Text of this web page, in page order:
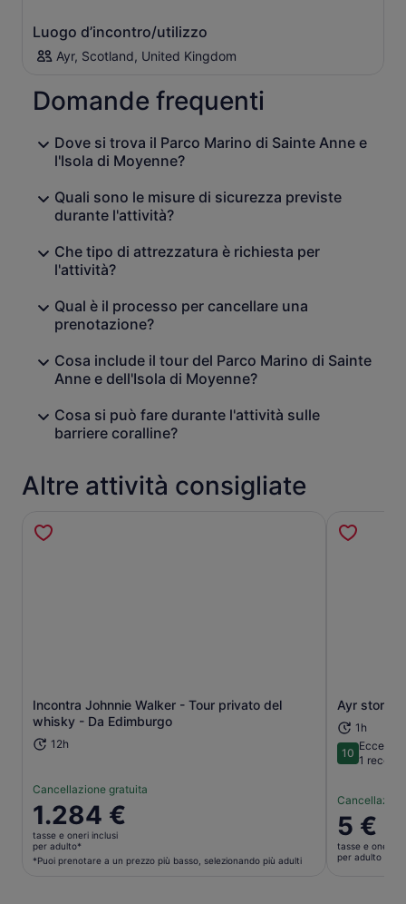
Luogo d’incontro/utilizzo
Ayr, Scotland, United Kingdom
Domande frequenti
Dove si trova il Parco Marino di Sainte Anne e
l'Isola di Moyenne?
Quali sono le misure di sicurezza previste
durante l'attività?
Che tipo di attrezzatura è richiesta per
l'attività?
Qual è il processo per cancellare una
prenotazione?
Cosa include il tour del Parco Marino di Sainte
Anne e dell'Isola di Moyenne?
Cosa si può fare durante l'attività sulle
barriere coralline?
Altre attività consigliate
Incontra Johnnie Walker - Tour privato del
whisky - Da Edimburgo
12h
Cancellazione gratuita
Il
prezzo
è
1.284 €
1.284 €
tasse e oneri inclusi
per adulto*
*Puoi prenotare a un prezzo più basso, selezionando più adulti
Apertura in una nuova scheda
Ayr
1h
1010 su 10
1
Il
prezzo
è
5 €
tasse e oneri
per adulto